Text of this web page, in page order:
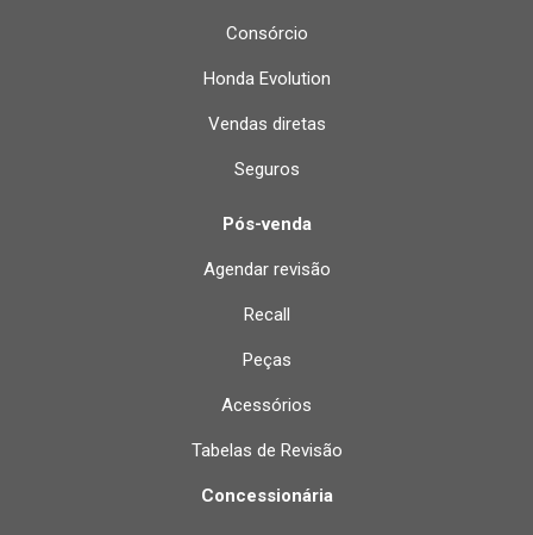
Consórcio
Honda Evolution
Vendas diretas
Seguros
Pós-venda
Agendar revisão
Recall
Peças
Acessórios
Tabelas de Revisão
Concessionária